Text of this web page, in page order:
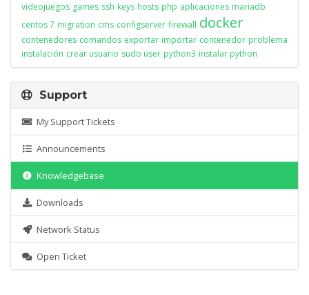
videojuegos games ssh keys hosts php aplicaciones mariadb
centos 7 migration cms configserver firewall docker
contenedores comandos exportar importar contenedor problema
instalación crear usuario sudo user python3 instalar python
Support
My Support Tickets
Announcements
Knowledgebase
Downloads
Network Status
Open Ticket